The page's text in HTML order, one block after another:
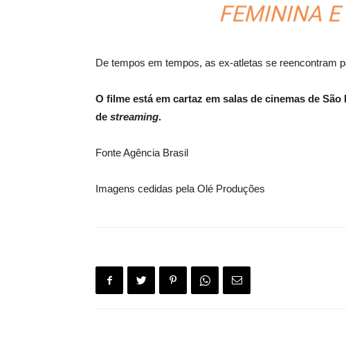
FEMININA E
De tempos em tempos, as ex-atletas se reencontram
O filme está em cartaz em salas de cinemas de
de streaming.
Fonte Agência Brasil
Imagens cedidas pela Olé Produções